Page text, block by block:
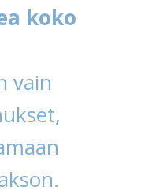
koko
vain